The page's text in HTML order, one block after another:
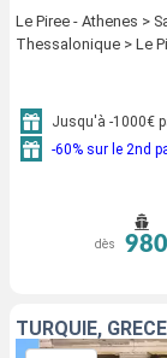
Le Piree - Athenes >
Thessalonique > Le
Jusqu'à -1000€
-60% sur le 2nd
dès
TURQUIE, GRÈCE